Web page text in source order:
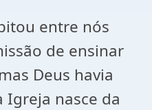
entre nós
de ensinar
Deus havia
Igreja nasce da